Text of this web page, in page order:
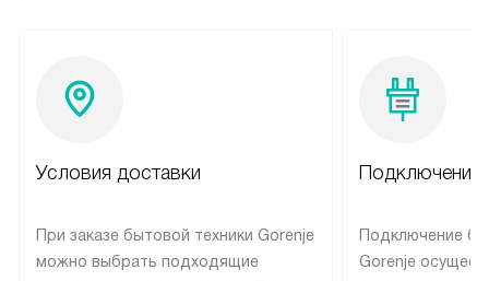
Условия доставки
При заказе бытовой техники Gorenje
можно выбрать подходящие
Подключение
Подключение
Gorenje